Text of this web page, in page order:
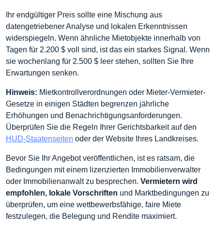
Ihr endgültiger Preis sollte eine Mischung aus
datengetriebener Analyse und lokalen Erkenntnissen
widerspiegeln. Wenn ähnliche Mietobjekte innerhalb von
Tagen für 2.200 $ voll sind, ist das ein starkes Signal. Wenn
sie wochenlang für 2.500 $ leer stehen, sollten Sie Ihre
Erwartungen senken.
Hinweis: Mietkontrollverordnungen oder Mieter-Vermieter-
Gesetze in einigen Städten begrenzen jährliche
Erhöhungen und Benachrichtigungsanforderungen.
Überprüfen Sie die Regeln Ihrer Gerichtsbarkeit auf den
HUD-Staatenseiten oder der Website Ihres Landkreises.
Bevor Sie Ihr Angebot veröffentlichen, ist es ratsam, die
Bedingungen mit einem lizenzierten Immobilienverwalter
oder Immobilienanwalt zu besprechen. Vermietern wird
empfohlen, lokale Vorschriften und Marktbedingungen zu
überprüfen, um eine wettbewerbsfähige, faire Miete
festzulegen, die Belegung und Rendite maximiert.